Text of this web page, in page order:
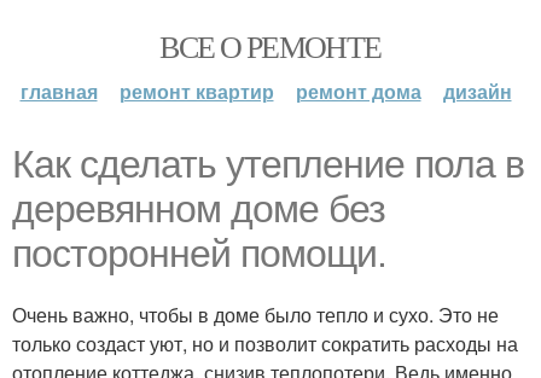
ВСЕ О РЕМОНТЕ
главная ремонт квартир ремонт дома дизайн
Как сделать утепление пола в
деревянном доме без
посторонней помощи.
Очень важно, чтобы в доме было тепло и сухо. Это не
только создаст уют, но и позволит сократить расходы на